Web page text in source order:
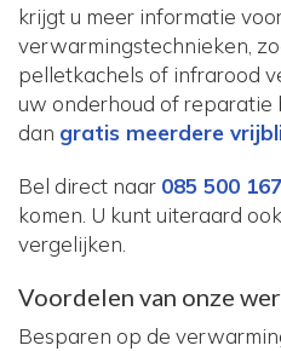
krijgt u meer informatie
verwarmingstechnieken,
pelletkachels of infrarood
uw onderhoud of reparatie
dan gratis meerdere
Bel direct naar 085 500
komen. U kunt uiteraard
vergelijken.
Voordelen van onze
Besparen op de